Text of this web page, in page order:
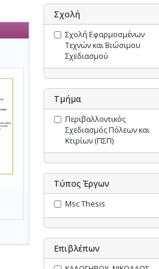
Σχολή
Σχολή Εφαρμοσμένων
Τεχνών και Βιώσιμου
Σχεδιασμού
Τμήμα
Περιβαλλοντικός
Σχεδιασμός Πόλεων και
Κτιρίων (ΠΣΠ)
Τύπος Έργων
Msc Thesis
Επιβλέπων